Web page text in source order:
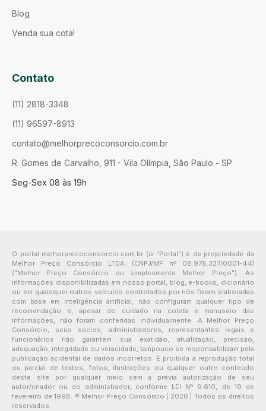
Blog
Venda sua cota!
Contato
(11) 2818-3348
(11) 96597-8913
contato@melhorprecoconsorcio.com.br
R. Gomes de Carvalho, 911 - Vila Olímpia, São Paulo - SP
Seg-Sex 08 às 19h
O portal melhorprecoconsorcio.com.br (o "Portal") é de propriedade da
Melhor Preço Consórcio LTDA. (CNPJ/MF nº 08.978.327/0001-44)
("Melhor Preço Consórcio ou simplesmente Melhor Preço"). As
informações disponibilizadas em nosso portal, blog, e-books, dicionário
ou em quaisquer outros veículos controlados por nós foram elaboradas
com base em inteligência artificial, não configuram qualquer tipo de
recomendação e, apesar do cuidado na coleta e manuseio das
informações, não foram conferidas individualmente. A Melhor Preço
Consórcio, seus sócios, administradores, representantes legais e
funcionários não garantem sua exatidão, atualização, precisão,
adequação, integridade ou veracidade, tampouco se responsabilizam pela
publicação acidental de dados incorretos. É proibida a reprodução total
ou parcial de textos, fotos, ilustrações ou qualquer outro conteúdo
deste site por qualquer meio sem a prévia autorização de seu
autor/criador ou do administrador, conforme LEI Nº 9.610, de 19 de
fevereiro de 1998. ® Melhor Preço Consórcio | 2026 | Todos os direitos
reservados.